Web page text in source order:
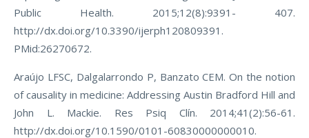
Public Health. 2015;12(8):9391- 407.
http://dx.doi.org/10.3390/ijerph120809391.
PMid:26270672.
Araújo LFSC, Dalgalarrondo P, Banzato CEM. On the notion
of causality in medicine: Addressing Austin Bradford Hill and
John L. Mackie. Res Psiq Clín. 2014;41(2):56-61.
http://dx.doi.org/10.1590/0101-60830000000010.